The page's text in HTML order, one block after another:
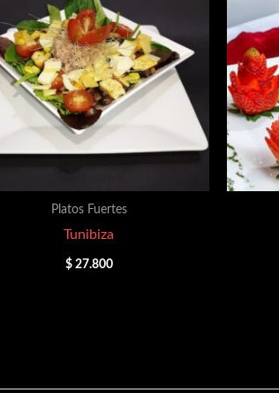
Platos Fuertes
Tunibiza
$27.800